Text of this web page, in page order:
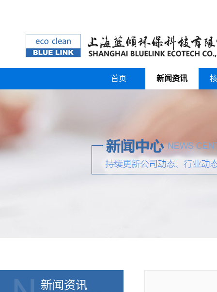
首页 新闻资讯
新闻资讯